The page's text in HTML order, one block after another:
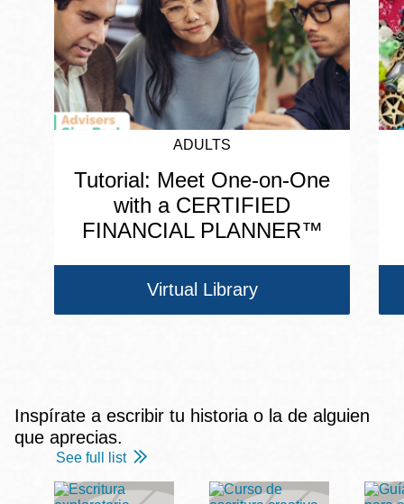
ADULTS
Tutorial: Meet One-on-One
with a CERTIFIED
FINANCIAL PLANNER™
Virtual Library
Inspírate a escribir tu historia o la de alguien
que aprecias.
See full list